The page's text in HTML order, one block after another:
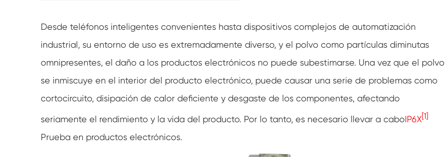
Cámara de prueba de resistencia congelada
Cámara de prueba de temperatura fría
caliente
Gabinete de clima constante
Desde teléfonos inteligentes convenientes hasta dispositivos complejos de automatización
industrial, su entorno de uso es extremadamente diverso, y el polvo como partículas diminutas
omnipresentes, el daño a los productos electrónicos no puede subestimarse. Una vez que el polvo
se inmiscuye en el interior del producto electrónico, puede causar una serie de problemas como
cortocircuito, disipación de calor deficiente y desgaste de los componentes, afectando
seriamente el rendimiento y la vida del producto. Por lo tanto, es necesario llevar a caboIP6X[1]
Prueba en productos electrónicos.